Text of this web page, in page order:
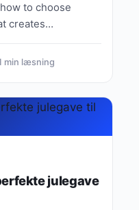
to choose
creates
min læsning
julegave